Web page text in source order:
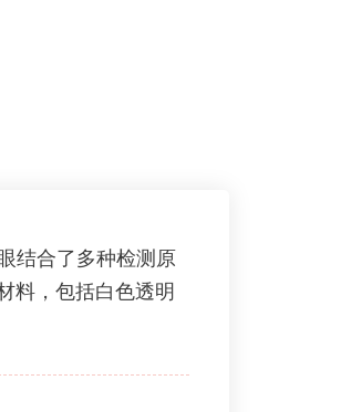
结合了多种检测原
料，包括白色透明